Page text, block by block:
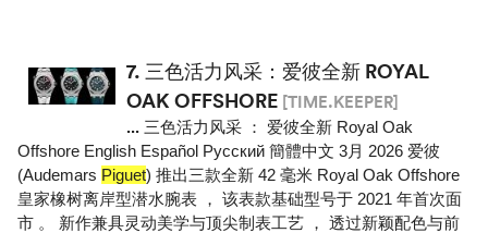
7. 三色活力风采：爱彼全新 ROYAL
OAK OFFSHORE [TIME.KEEPER]
... 三色活力风采 ： 爱彼全新 Royal Oak
Offshore English Español Pусский 簡體中文 3月 2026 爱彼
(Audemars Piguet) 推出三款全新 42 毫米 Royal Oak Offshore
皇家橡树离岸型潜水腕表 ， 该表款基础型号于 2021 年首次面
市 。 新作兼具灵动美学与顶尖制表工艺 ， 透过新颖配色与前